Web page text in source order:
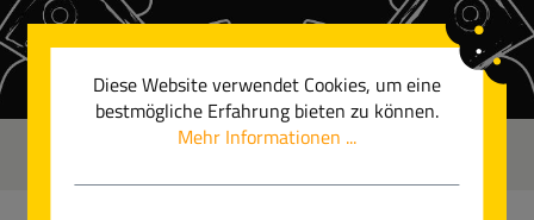
Zum Hauptinhalt springen
Diese Website verwendet Cookies, um eine
bestmögliche Erfahrung bieten zu können.
Mehr Informationen ...